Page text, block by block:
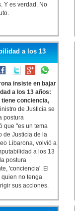
Y es verdad. No
a los 13
insiste en bajar
a los 13 años:
conciencia,
de Justicia se
postura
que "es un tema
de Justicia de la
Libarona, volvió a
a los 13
postura
'conciencia'. El
no tenga
sus acciones.